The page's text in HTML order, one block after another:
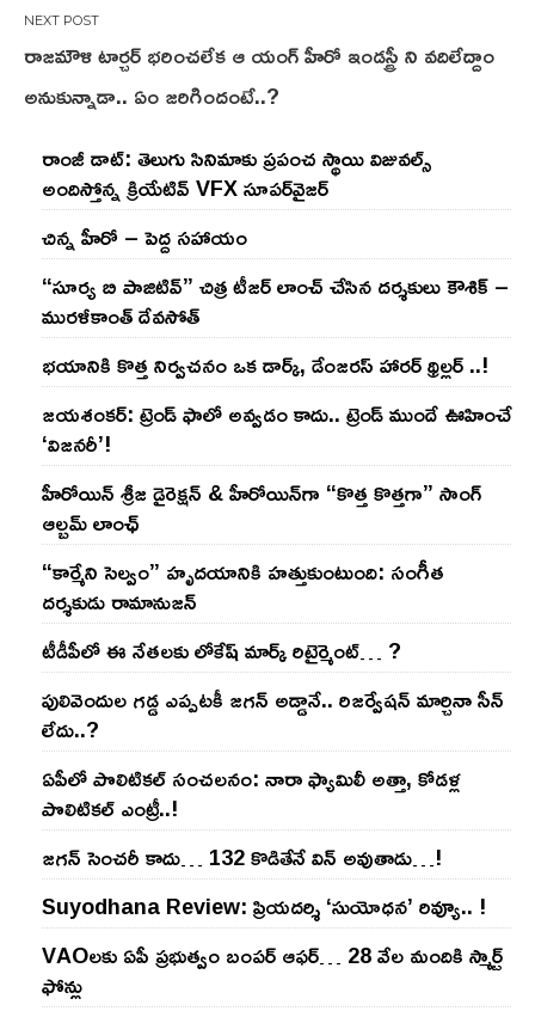
రాజమౌళి టార్చర్ భరించలేక ఆ యంగ్ హీరో ఇండస్ట్రీ ని వదిలేద్దాం
అనుకున్నాడా.. ఏం జరిగిందంటే..?
రాంజీ డాట్: తెలుగు సినిమాకు ప్రపంచ స్థాయి విజువల్స్
అందిస్తోన్న క్రియేటివ్ VFX సూపర్‌వైజర్
చిన్న హీరో – పెద్ద సహాయం
“సూర్య బి పాజిటివ్” చిత్ర టీజర్ లాంచ్ చేసిన‌ దర్శకులు కౌశిక్ –
మురళీకాంత్ దేవసోత్
భయానికి కొత్త నిర్వచనం ఒక డార్క్, డేంజరస్ హారర్ థ్రిల్లర్ ..!
జయశంకర్: ట్రెండ్‌ ఫాలో అవ్వడం కాదు.. ట్రెండ్‌ ముందే ఊహించే
‘విజనరీ’!
హీరోయిన్ శ్రీజ డైరెక్ష‌న్ & హీరోయిన్‌గా “కొత్త కొత్తగా” సాంగ్
ఆల్బమ్ లాంఛ్
“కార్మేని సెల్వం” హృదయానికి హత్తుకుంటుంది: సంగీత
దర్శకుడు రామానుజన్
టీడీపీలో ఈ నేత‌ల‌కు లోకేష్ మార్క్ రిటైర్మెంట్‌… ?
పులివెందుల గ‌డ్డ ఎప్ప‌ట‌కీ జ‌గ‌న్ అడ్డానే.. రిజ‌ర్వేష‌న్ మార్చినా సీన్
లేదు..?
ఏపీలో పొలిటిక‌ల్ సంచ‌ల‌నం: నారా ఫ్యామిలీ అత్తా, కోడ‌ళ్ల
పొలిటికల్ ఎంట్రీ..!
జ‌గ‌న్ సెంచ‌రీ కాదు… 132 కొడితేనే విన్ అవుతాడు…!
Suyodhana Review: ప్రియదర్శి ‘సుయోధన’ రివ్యూ.. !
VAOల‌కు ఏపీ ప్ర‌భుత్వం బంప‌ర్ ఆఫ‌ర్‌… 28 వేల మందికి స్మార్ట్
ఫోన్లు